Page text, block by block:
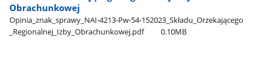
Obrachunkowej
Opinia​_znak​_sprawy​_NAI-4213-Pw-54-152023​_Składu​_Orzekającego​
_Regionalnej​_Izby​_Obrachunkowej.pdf
0.10MB